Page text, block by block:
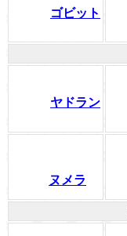
ゴビット
ヤドラン
ヌメラ